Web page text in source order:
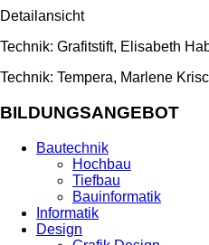
Detailansicht
Technik: Grafitstift, Elisabeth
Technik: Tempera, Marlene
BILDUNGSANGEBOT
Bautechnik
Hochbau
Tiefbau
Bauinformatik
Informatik
Design